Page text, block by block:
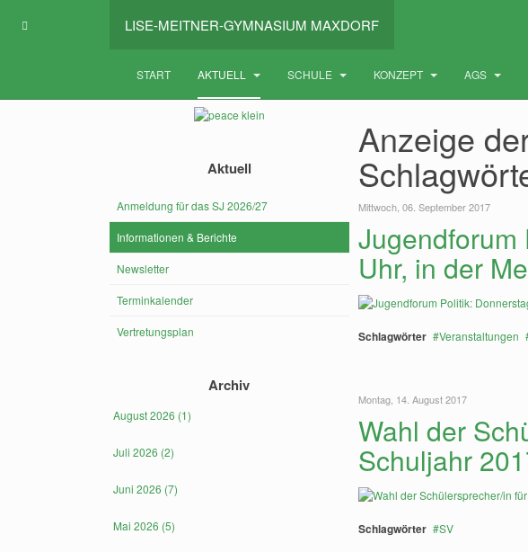
LISE-MEITNER-GYMNASIUM MAXDORF
START AKTUELL SCHULE KONZEPT AGS
Anzeige
Mittwoch, 06. September 2017
Jugendforum
Uhr, in der
Schlagwörter Veranstaltungen
Montag, 14. August 2017
Wahl der
Schuljahr
Schlagwörter SV
Aktuell
Anmeldung für das SJ 2026/27
Informationen & Berichte
Newsletter
Terminkalender
Vertretungsplan
Archiv
August 2026 (1)
Juli 2026 (2)
Juni 2026 (7)
Mai 2026 (5)